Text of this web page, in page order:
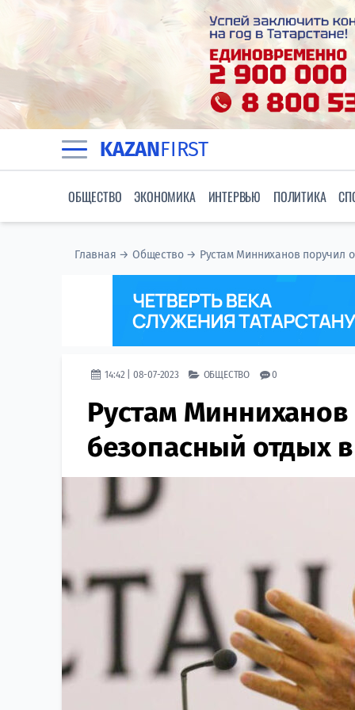
KAZANFIRST
ОБЩЕСТВО ЭКОНОМИКА ИНТЕРВЬЮ ПОЛИТИКА
Главная →Общество→ Рустам Минниханов поручил
14:42 | 08-07-2023 ОБЩЕСТВО 0
Рустам
безопасный отдых